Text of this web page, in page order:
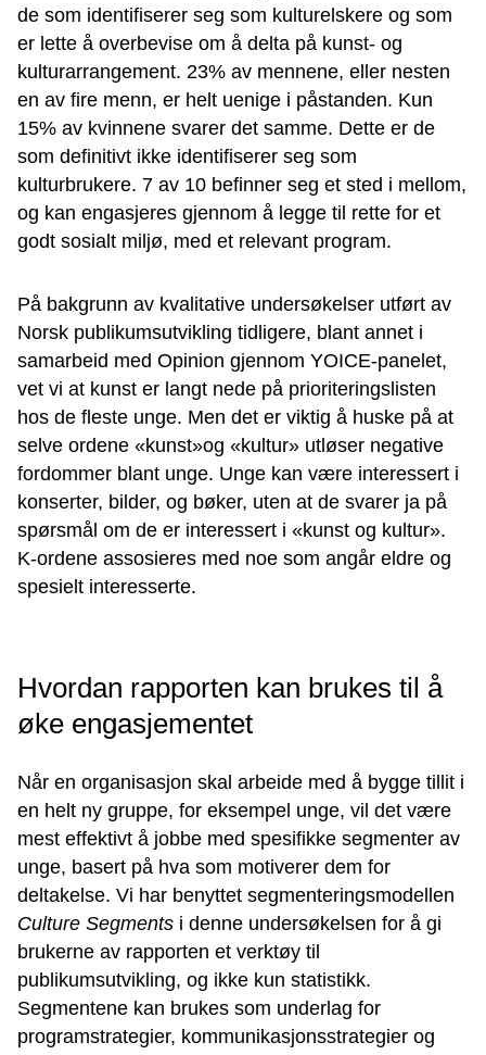
de som identifiserer seg som kulturelskere og som
er lette å overbevise om å delta på kunst- og
kulturarrangement. 23% av mennene, eller nesten
en av fire menn, er helt uenige i påstanden. Kun
15% av kvinnene svarer det samme. Dette er de
som definitivt ikke identifiserer seg som
kulturbrukere. 7 av 10 befinner seg et sted i mellom,
og kan engasjeres gjennom å legge til rette for et
godt sosialt miljø, med et relevant program.
På bakgrunn av kvalitative undersøkelser utført av
Norsk publikumsutvikling tidligere, blant annet i
samarbeid med Opinion gjennom YOICE-panelet,
vet vi at kunst er langt nede på prioriteringslisten
hos de fleste unge. Men det er viktig å huske på at
selve ordene «kunst»og «kultur» utløser negative
fordommer blant unge. Unge kan være interessert i
konserter, bilder, og bøker, uten at de svarer ja på
spørsmål om de er interessert i «kunst og kultur».
K-ordene assosieres med noe som angår eldre og
spesielt interesserte.
Hvordan rapporten kan brukes til å
øke engasjementet
Når en organisasjon skal arbeide med å bygge tillit i
en helt ny gruppe, for eksempel unge, vil det være
mest effektivt å jobbe med spesifikke segmenter av
unge, basert på hva som motiverer dem for
deltakelse. Vi har benyttet segmenteringsmodellen
Culture Segments i denne undersøkelsen for å gi
brukerne av rapporten et verktøy til
publikumsutvikling, og ikke kun statistikk.
Segmentene kan brukes som underlag for
programstrategier, kommunikasjonsstrategier og